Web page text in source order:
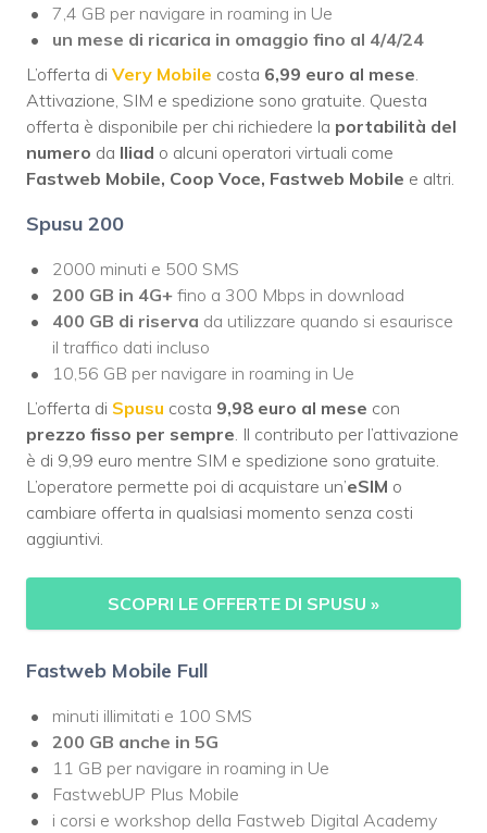
7,4 GB per navigare in roaming in Ue
un mese di ricarica in omaggio fino al 4/4/24
L’offerta di Very Mobile costa 6,99 euro al mese.
Attivazione, SIM e spedizione sono gratuite. Questa
offerta è disponibile per chi richiedere la portabilità del
numero da Iliad o alcuni operatori virtuali come
Fastweb Mobile, Coop Voce, Fastweb Mobile e altri.
Spusu 200
2000 minuti e 500 SMS
200 GB in 4G+ fino a 300 Mbps in download
400 GB di riserva da utilizzare quando si esaurisce
il traffico dati incluso
10,56 GB per navigare in roaming in Ue
L’offerta di Spusu costa 9,98 euro al mese con
prezzo fisso per sempre. Il contributo per l’attivazione
è di 9,99 euro mentre SIM e spedizione sono gratuite.
L’operatore permette poi di acquistare un’eSIM o
cambiare offerta in qualsiasi momento senza costi
aggiuntivi.
SCOPRI LE OFFERTE DI SPUSU »
Fastweb Mobile Full
minuti illimitati e 100 SMS
200 GB anche in 5G
11 GB per navigare in roaming in Ue
FastwebUP Plus Mobile
i corsi e workshop della Fastweb Digital Academy